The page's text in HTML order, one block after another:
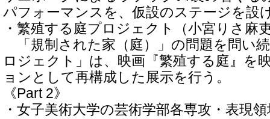
パフォーマンスを、仮設のステージを設
・繁殖する庭プロジェクト（小宮りさ麻
「規制された家（庭）」の問題を問い
ロジェクト」は、映画『繁殖する庭』を
ョンとして再構成した展示を行う。
《Part 2》
・女子美術大学の芸術学部各専攻・表現